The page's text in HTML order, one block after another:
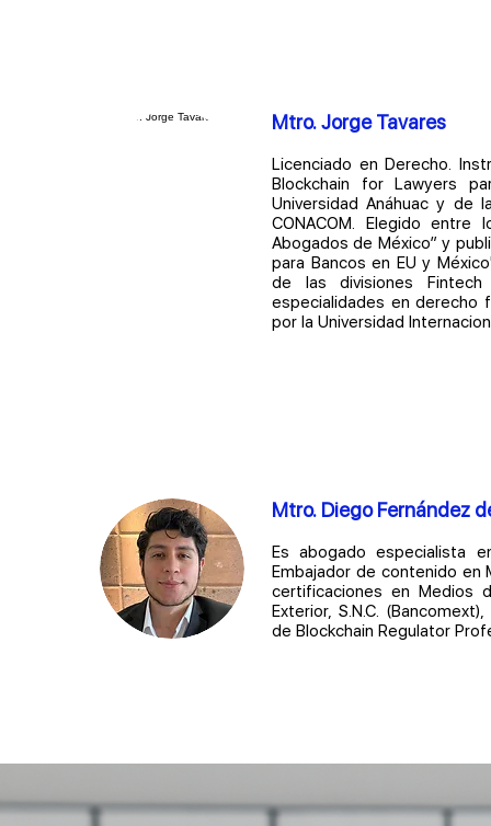
Mtro. Jorge Tavares
Licenciado en Derecho.
Blockchain for Lawyers
Universidad Anáhuac y de
CONACOM. Elegido
Abogados de México” y
para Bancos en EU y
de las divisiones
especialidades en derecho
por la Universidad
Mtro. Diego Fernández
Es abogado especialista
Embajador de contenido en
certificaciones en Medios
Exterior, S.N.C.
de Blockchain Regulator